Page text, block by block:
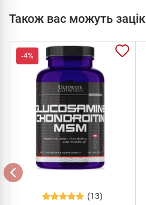
Також вас можуть
-4%
(13)